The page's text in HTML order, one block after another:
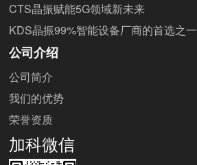
CTS晶振赋能5G领域新未来
KDS晶振99%智能设备厂商的首选之一
公司介绍
公司简介
我们的优势
荣誉资质
加科微信